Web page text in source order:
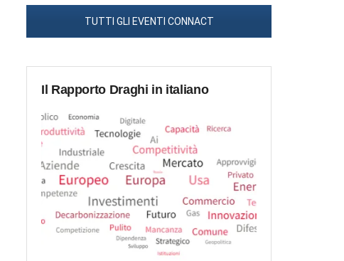
TUTTI GLI EVENTI CONNACT
Il Rapporto Draghi in italiano